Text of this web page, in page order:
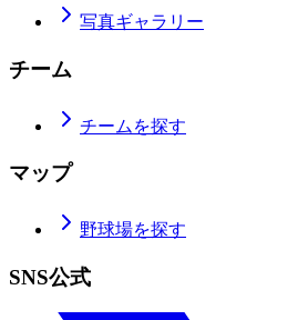
写真ギャラリー
チーム
チームを探す
マップ
野球場を探す
SNS公式